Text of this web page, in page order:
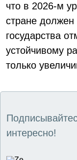
что в 2026-м
стране должен
государства
устойчивому
только
интересно!